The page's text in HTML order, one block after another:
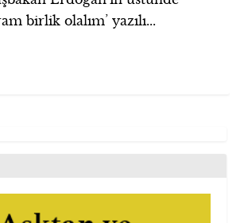
birlik olalım’ yazılı...